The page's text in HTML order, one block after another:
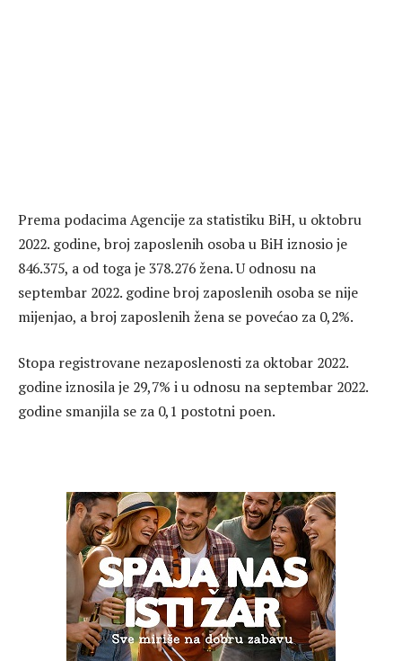
Prema podacima Agencije za statistiku BiH, u oktobru
2022. godine, broj zaposlenih osoba u BiH iznosio je
846.375, a od toga je 378.276 žena. U odnosu na
septembar 2022. godine broj zaposlenih osoba se nije
mijenjao, a broj zaposlenih žena se povećao za 0,2%.
Stopa registrovane nezaposlenosti za oktobar 2022.
godine iznosila je 29,7% i u odnosu na septembar 2022.
godine smanjila se za 0,1 postotni poen.